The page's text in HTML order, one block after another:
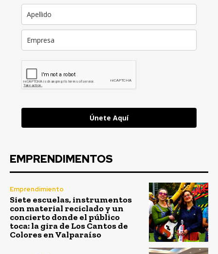
Únete Aquí
EMPRENDIMENTOS
Emprendimiento
Siete escuelas, instrumentos
con material reciclado y un
concierto donde el público
toca: la gira de Los Cantos de
Colores en Valparaíso